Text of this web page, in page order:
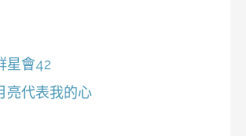
星會42
亮代表我的心